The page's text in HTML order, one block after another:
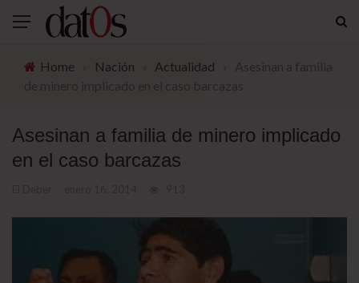
Home Nación Actualidad
Asesinan a familia de minero implicado
en el caso barcazas